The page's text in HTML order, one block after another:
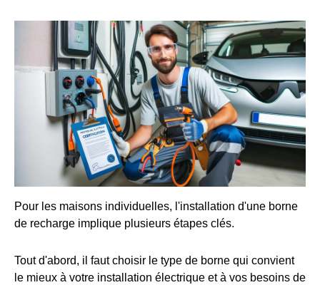
Pour les maisons individuelles, l'installation d'une borne
de recharge implique plusieurs étapes clés.
Tout d'abord, il faut choisir le type de borne qui convient
le mieux à votre installation électrique et à vos besoins de